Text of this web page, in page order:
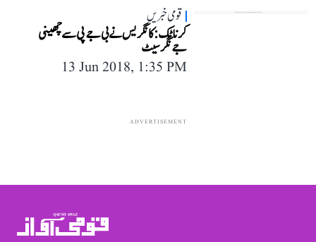
قومی خبریں
کرناٹک: کانگریس نے بی جے پی سے چھینی
جےنگر سیٹ
13 Jun 2018, 1:35 PM
ADVERTISEMENT